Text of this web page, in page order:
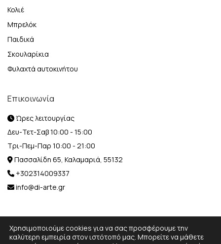
Κολιέ
Μπρελόκ
Παιδικά
Σκουλαρίκια
Φυλαχτά αυτοκινήτου
Επικοινωνία
Ώρες λειτουργίας
Δευ-Τετ-Σαβ 10:00 - 15:00
Τρι-Πεμ-Παρ 10:00 - 21:00
Πασσαλίδη 65, Καλαμαριά, 55132
+302314009337
info@di-arte.gr
Χρησιμοποιούμε cookies για να σας προσφέρουμε την
καλύτερη εμπειρία στον ιστότοπό μας. Μπορείτε να μάθετε